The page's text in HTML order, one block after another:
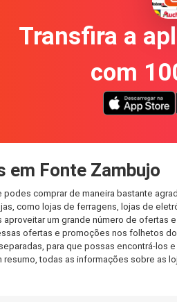
Transfira a
com
em Fonte Zambujo
comprar de maneira bastante
como lojas de ferragens, lojas de
um grande número de
ofertas e promoções nos folhetos
para que possas encontrá-
resumo, todas as informações sobre